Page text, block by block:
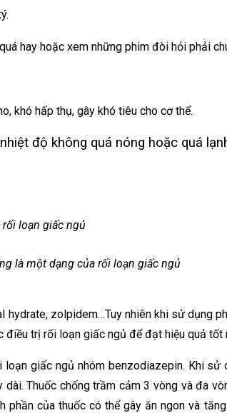
hay hoặc xem những phim đòi hỏi phải
khó hấp thụ, gây khó tiêu cho cơ thể.
độ không quá nóng hoặc quá
là một dạng của rối loạn giấc ngủ
zolpidem…Tuy nhiên khi sử dụng
trị rối loạn giấc ngủ để đạt hiệu quả tốt
giấc ngủ nhóm benzodiazepin. Khi
Thuốc chống trầm cảm 3 vòng và đa
của thuốc có thể gây ăn ngon và